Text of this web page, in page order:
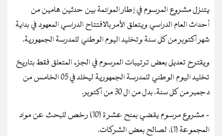
يتنزل مشروع المرسوم في إطار الموائمة بين حدثين هامين من
أحداث العام الدراسي ويتعلق الأمر بالافتتاح الدراسي المعهود في بداية
شهر أكتوبر من كل سنة وتخليد اليوم الوطني للمدرسة الجمهورية.
ويقترح تعديل بعض ترتيبات المرسوم في الجزء المتعلق فقط بتاريخ
تخليد اليوم الوطني للمدرسة الجمهورية ليخلد في 05 الخامس من
دجمبر من كل سنة، بدل من ال 30 من أكتوبر.
- مشروع مرسوم يقضي بمنح عشر ة (10) رخص للبحث عن مواد
المجموعة (1)، لصالح بعض الشركات.